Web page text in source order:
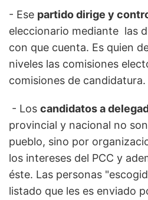
- Ese partido dirige y
eleccionario mediante las
con que cuenta. Es quien
niveles las comisiones
comisiones de candidatura.
- Los candidatos a
provincial y nacional no
pueblo, sino por
los intereses del PCC y
éste. Las personas
listado que les es enviado